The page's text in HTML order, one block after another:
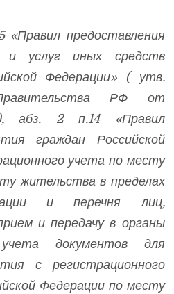
«Правил предоставления
и услуг иных средств
Федерации» ( утв.
РФ от
абз. 2 п.14 «Правил
граждан Российской
учета по месту
жительства в пределах
и перечня лиц,
и передачу в органы
учета документов для
с регистрационного
Федерации по месту